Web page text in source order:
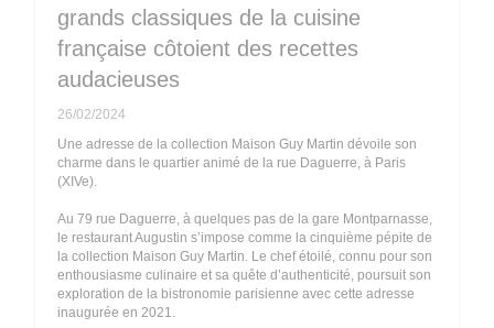
grands classiques de la cuisine
française côtoient des recettes
audacieuses
26/02/2024
Une adresse de la collection Maison Guy Martin dévoile son
charme dans le quartier animé de la rue Daguerre, à Paris
(XIVe).
Au 79 rue Daguerre, à quelques pas de la gare Montparnasse,
le restaurant Augustin s’impose comme la cinquième pépite de
la collection Maison Guy Martin. Le chef étoilé, connu pour son
enthousiasme culinaire et sa quête d’authenticité, poursuit son
exploration de la bistronomie parisienne avec cette adresse
inaugurée en 2021.